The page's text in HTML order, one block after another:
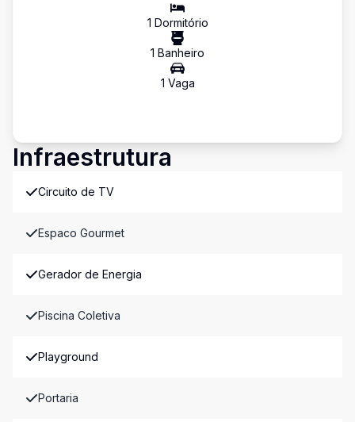
1 Dormitório
1 Banheiro
1 Vaga
Infraestrutura
Circuito de TV
Espaco Gourmet
Gerador de Energia
Piscina Coletiva
Playground
Portaria